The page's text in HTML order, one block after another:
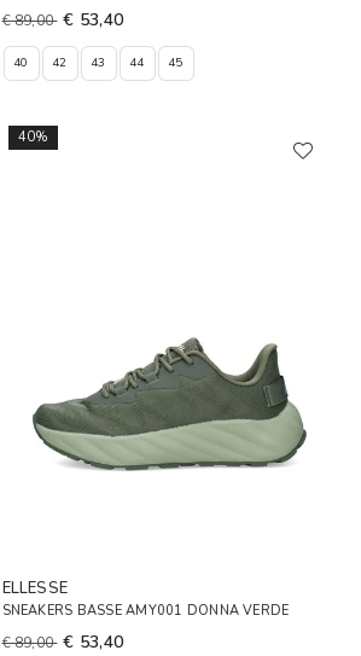
€ 89,00 € 53,40
40 42 43 44 45
40%
ELLESSE
SNEAKERS BASSE AMY001 DONNA VERDE
€ 89,00 € 53,40